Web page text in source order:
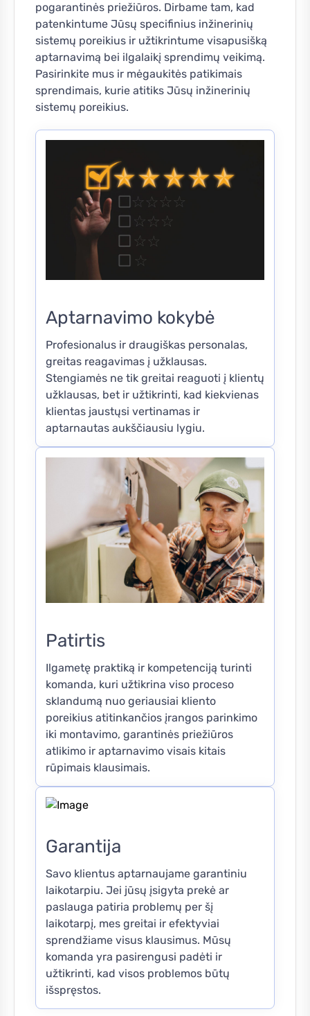
pogarantinės priežiūros. Dirbame tam, kad
patenkintume Jūsų specifinius inžinerinių
sistemų poreikius ir užtikrintume visapusišką
aptarnavimą bei ilgalaikį sprendimų veikimą.
Pasirinkite mus ir mėgaukitės patikimais
sprendimais, kurie atitiks Jūsų inžinerinių
sistemų poreikius.
Aptarnavimo kokybė
Profesionalus ir draugiškas personalas,
greitas reagavimas į užklausas.
Stengiamės ne tik greitai reaguoti į klientų
užklausas, bet ir užtikrinti, kad kiekvienas
klientas jaustųsi vertinamas ir
aptarnautas aukščiausiu lygiu.
Patirtis
Ilgametę praktiką ir kompetenciją turinti
komanda, kuri užtikrina viso proceso
sklandumą nuo geriausiai kliento
poreikius atitinkančios įrangos parinkimo
iki montavimo, garantinės priežiūros
atlikimo ir aptarnavimo visais kitais
rūpimais klausimais.
Garantija
Savo klientus aptarnaujame garantiniu
laikotarpiu. Jei jūsų įsigyta prekė ar
paslauga patiria problemų per šį
laikotarpį, mes greitai ir efektyviai
sprendžiame visus klausimus. Mūsų
komanda yra pasirengusi padėti ir
užtikrinti, kad visos problemos būtų
išspręstos.